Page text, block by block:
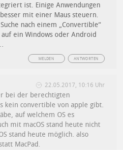
ist. Einige Anwendungen
mit einer Maus steuern.
nach einem „Convertible“
ein Windows oder Android
ANTWORTEN
MELDEN
22.05.2017, 10:16 Uhr
bei der berechtigten
kein convertible von apple gibt.
auf welchem OS es
mit macOS stand heute nicht
stand heute möglich. also
MacPad.